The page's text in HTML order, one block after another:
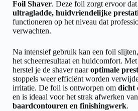
Foil Shaver. Deze foil zorgt ervoor
ultragladde, huidvriendelijke
functioneren op het niveau dat
verwachten.
Na intensief gebruik kan een foil
het scheerresultaat en huidcomfort.
herstel je de shaver naaroptimale
stoppels weer efficiënt worden
irritatie. De foil is ontworpen om dicht
en is ideaal voor het strak afwerken van
baardcontouren en finishingwerk.